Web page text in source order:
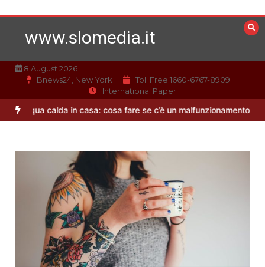
al
contenutowww.slomedia.it
8 August 2026
Bnews24, New York
Toll Free 1660-6767-8909
International Paper
Acqua calda in casa: cosa fare se c’è un malfunzionamento